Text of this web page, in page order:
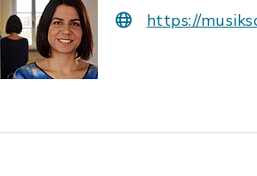
https://